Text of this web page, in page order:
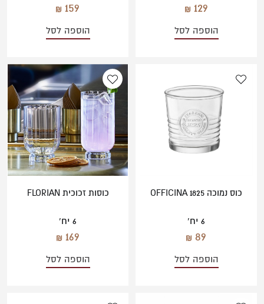
129
הוספה לסל
159
הוספה לסל
כוס נמוכה OFFICINA 1825
6 יח'
89
הוספה לסל
כוסות זכוכית FLORIAN
6 יח'
169
הוספה לסל